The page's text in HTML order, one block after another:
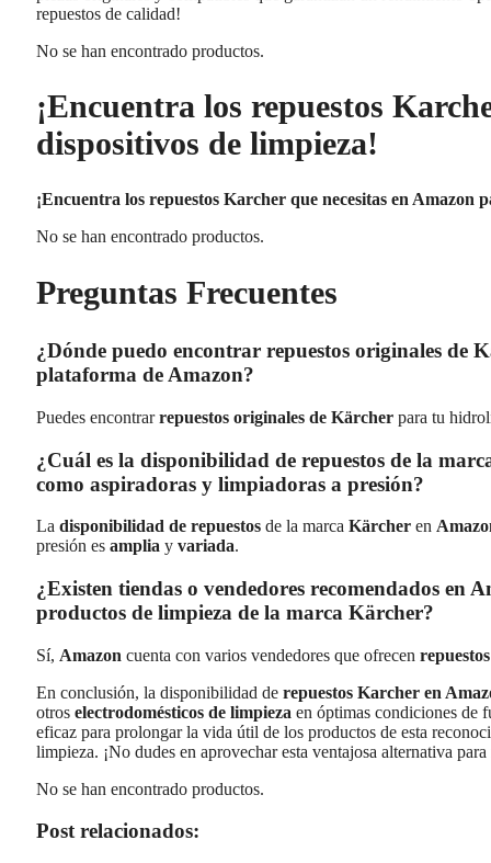
repuestos de calidad!
No se han encontrado productos.
¡Encuentra los repuestos
dispositivos de limpieza!
¡Encuentra los repuestos Karcher que necesitas en Amazon
No se han encontrado productos.
Preguntas Frecuentes
¿Dónde puedo encontrar repuestos originales
plataforma de Amazon?
Puedes encontrarrepuestos originales de Kärcher para tu
¿Cuál es la disponibilidad de repuestos de la
como aspiradoras y limpiadoras a presión?
La disponibilidad de repuestos de la marca Kärcher en
presión es amplia y variada.
¿Existen tiendas o vendedores recomendados en
productos de limpieza de la marca Kärcher?
Sí, Amazon cuenta con varios vendedores que ofrecen
En conclusión, la disponibilidad de repuestos Karcher en
otros electrodomésticos de limpieza en óptimas condiciones de
eficaz para prolongar la vida útil de los productos de esta
limpieza. ¡No dudes en aprovechar esta ventajosa alternativa
No se han encontrado productos.
Post relacionados: